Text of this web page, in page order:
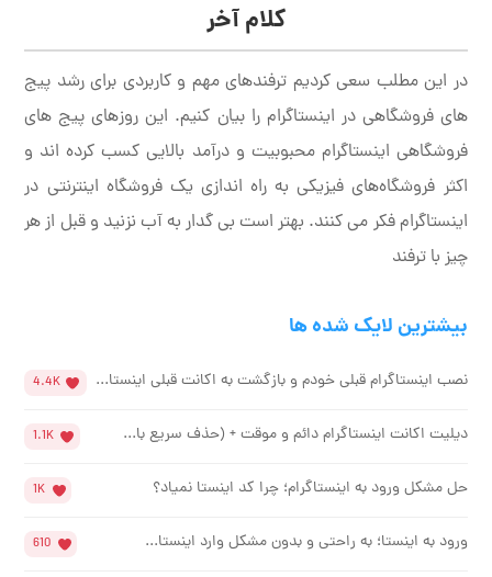
کلام آخر
در این مطلب سعی کردیم ترفندهای مهم و کاربردی برای رشد پیج
های فروشگاهی در اینستاگرام را بیان کنیم. این روزهای پیج های
فروشگاهی اینستاگرام محبوبیت و درآمد بالایی کسب کرده اند و
اکثر فروشگاه‌های فیزیکی به راه اندازی یک فروشگاه اینترنتی در
اینستاگرام فکر می کنند. بهتر است بی گدار به آب نزنید و قبل از هر
چیز با ترفند
بیشترین لایک شده ها
نصب اینستاگرام قبلی خودم و بازگشت به اکانت قبلی اینستا... 4.4K
دیلیت اکانت اینستاگرام دائم و موقت + (حذف سریع با... 1.1K
حل مشکل ورود به اینستاگرام؛ چرا کد اینستا نمیاد؟ 1K
ورود به اینستا؛ به راحتی و بدون مشکل وارد اینستا... 610